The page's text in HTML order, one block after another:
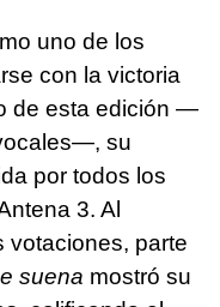
uno de los
con la victoria
de esta edición —
su
por todos los
3. Al
votaciones, parte
suena mostró su